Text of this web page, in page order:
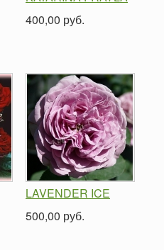
400,00 руб.
LAVENDER ICE
500,00 руб.